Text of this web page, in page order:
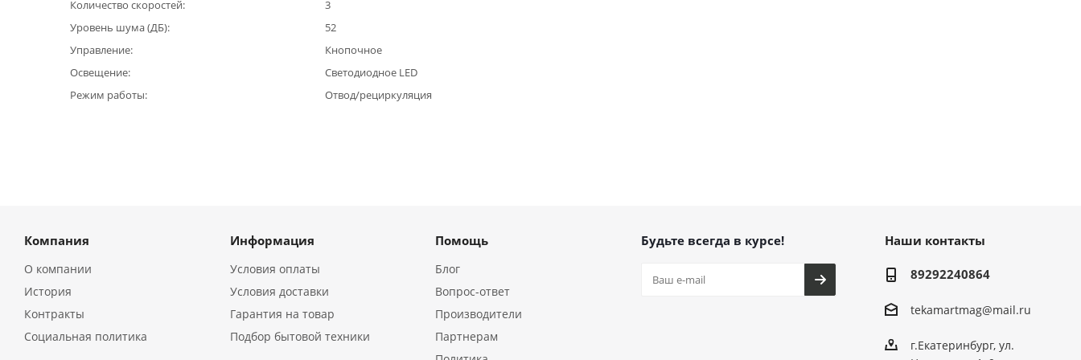
Количество скоростей
3
Уровень шума (ДБ)
52
Управление
Кнопочное
Освещение
Светодиодное LED
Режим работы
Отвод/рециркуляция
Компания
О компании
История
Контракты
Социальная политика
Информация
Условия оплаты
Условия доставки
Гарантия на товар
Подбор бытовой техники
Помощь
Блог
Вопрос-ответ
Производители
Партнерам
Будьте всегда в курсе! Наши контакты
89292240864
tekamartmag@mail.ru
г.Екатеринбург, ул.